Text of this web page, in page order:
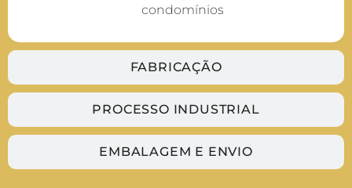
FABRICAÇÃO
PROCESSO INDUSTRIAL
EMBALAGEM E ENVIO
condomínios